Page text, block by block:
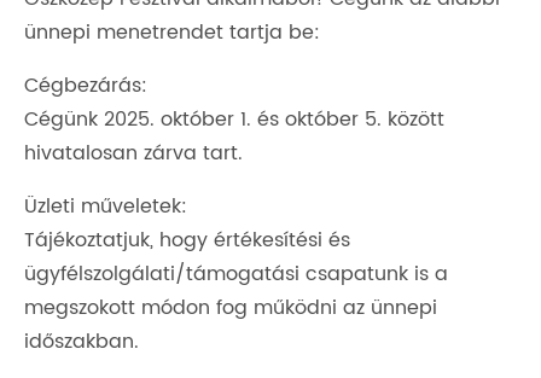
ünnepi menetrendet tartja be:
Cégbezárás:
Cégünk 2025. október 1. és október 5. között
hivatalosan zárva tart.
Üzleti műveletek:
Tájékoztatjuk, hogy értékesítési és
ügyfélszolgálati/támogatási csapatunk is a
megszokott módon fog működni az ünnepi
időszakban.